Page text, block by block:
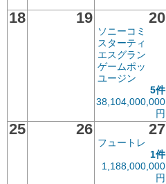
18 19 20
ソニーコミ
スターティ
エスグラン
ゲームポッ
ユージン
5件
38,104,000,000
円
25 26 27
フュートレ
1件
1,188,000,000
円